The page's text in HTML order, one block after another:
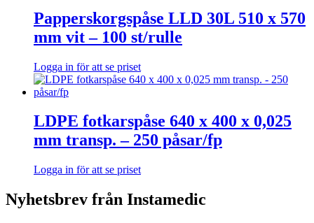
Papperskorgspåse LLD 30L 510 x 570
mm vit – 100 st/rulle
Logga in för att se priset
LDPE fotkarspåse 640 x 400 x 0,025
mm transp. – 250 påsar/fp
Logga in för att se priset
Nyhetsbrev från Instamedic